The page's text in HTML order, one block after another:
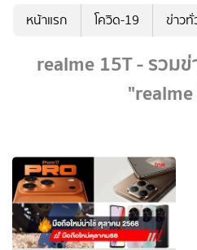
หน้าแรก โควิด-19 ข่าวทั่
realme 15T - รวม